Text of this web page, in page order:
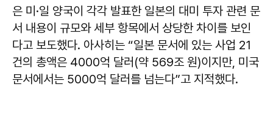
은 미·일 양국이 각각 발표한 일본의 대미 투자 관련 문
서 내용이 규모와 세부 항목에서 상당한 차이를 보인
다고 보도했다. 아사히는 “일본 문서에 있는 사업 21
건의 총액은 4000억 달러(약 569조 원)이지만, 미국
문서에서는 5000억 달러를 넘는다”고 지적했다.